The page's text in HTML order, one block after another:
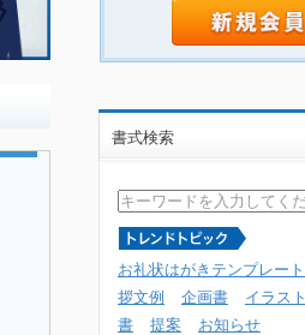
書式検索
お礼状はがきテンプレート
拶文例
企画書 イラスト
書
提案 お知らせ